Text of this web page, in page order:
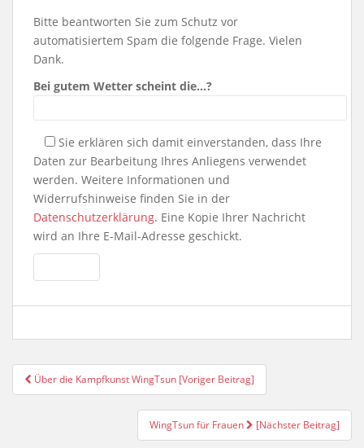
Bitte beantworten Sie zum Schutz vor
automatisiertem Spam die folgende Frage. Vielen
Dank.
Bei gutem Wetter scheint die…?
Sie erklären sich damit einverstanden, dass Ihre
Daten zur Bearbeitung Ihres Anliegens verwendet
werden. Weitere Informationen und
Widerrufshinweise finden Sie in der
Datenschutzerklärung. Eine Kopie Ihrer Nachricht
wird an Ihre E-Mail-Adresse geschickt.
Post Navigation
Über die Kampfkunst WingTsun [Voriger Beitrag]
WingTsun für Frauen [Nächster Beitrag]